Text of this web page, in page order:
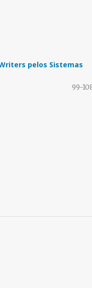
pelos Sistemas
99-